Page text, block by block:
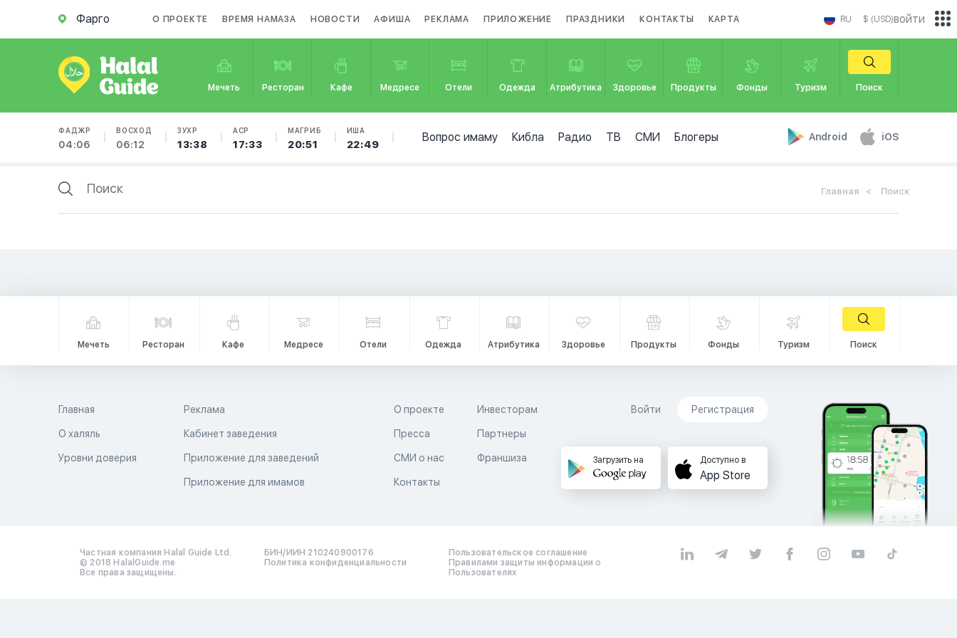
Фарго О ПРОЕКТЕ ВРЕМЯ НАМАЗА НОВОСТИ АФИША РЕКЛАМА ПРИЛОЖЕНИЕ ПРАЗДНИКИ КОНТАКТЫ КАРТА RU $ (USD)
Мечеть Ресторан Кафе Медресе Отели Одежда Атрибутика Здоровье Продукты Фонды Туризм Поиск
ФАДЖР
04:06
ВОСХОД
06:12
ЗУХР
13:38
АСР
17:33
МАГРИБ
20:51
ИША
22:49
Вопрос имаму Кибла Радио ТВ СМИ Блогеры Android iOS
войти
Главная Поиск
Мечеть Ресторан Кафе Медресе Отели Одежда Атрибутика Здоровье Продукты Фонды Туризм Поиск
Главная
О халяль
Уровни доверия
Реклама
Кабинет заведения
Приложение для заведений
Приложение для имамов
О проекте
Пресса
СМИ о нас
Контакты
Инвесторам
Партнеры
Франшиза
Войти Регистрация
Загрузить на Доступно в
App Store
Частная компания Halal Guide Ltd.
© 2018 HalalGuide.me
Все права защищены.
БИН/ИИН 210240900176
Политика конфиденциальности
Пользовательское соглашение
Правилами защиты информации о
Пользователях